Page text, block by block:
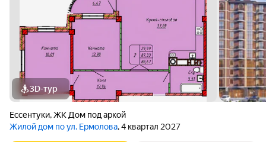
3D-тур
Ессентуки,ЖК Дом под аркой
Жилой дом по ул. Ермолова, 4 квартал 2027